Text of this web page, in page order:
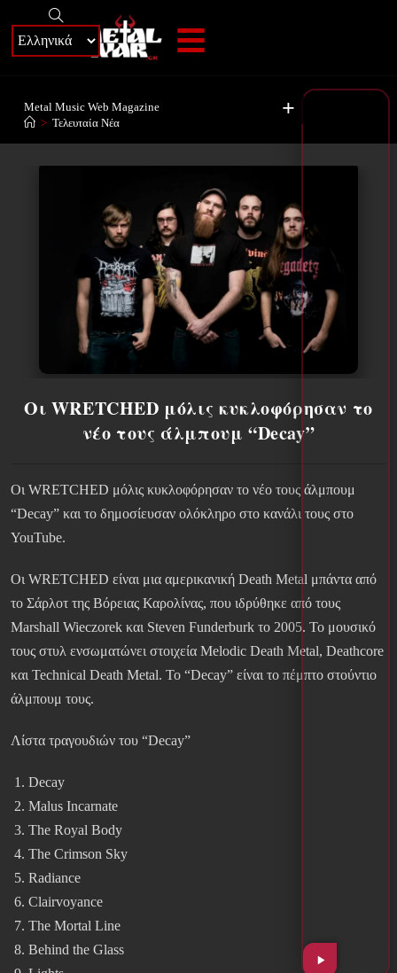
+
Metal Music Web Magazine
> Τελευταία Νέα
Οι WRETCHED μόλις κυκλοφόρησαν το
νέο τους άλμπουμ “Decay”
Οι WRETCHED μόλις κυκλοφόρησαν το νέο τους άλμπουμ
“Decay” και το δημοσίευσαν ολόκληρο στο κανάλι τους στο
YouTube.
Οι WRETCHED είναι μια αμερικανική Death Metal μπάντα από
το Σάρλοτ της Βόρειας Καρολίνας, που ιδρύθηκε από τους
Marshall Wieczorek και Steven Funderburk το 2005. Το μουσικό
τους στυλ ενσωματώνει στοιχεία Melodic Death Metal, Deathcore
και Technical Death Metal. Το “Decay” είναι το πέμπτο στούντιο
άλμπουμ τους.
Λίστα τραγουδιών του “Decay”
Decay
Malus Incarnate
The Royal Body
The Crimson Sky
Radiance
Clairvoyance
The Mortal Line
Behind the Glass